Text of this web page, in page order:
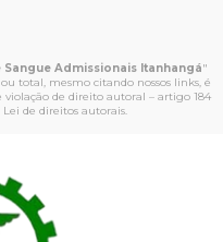
Sangue Admissionais Itanhangá"
total, mesmo citando nossos links, é
de direito autoral – artigo 184
Lei de direitos autorais.